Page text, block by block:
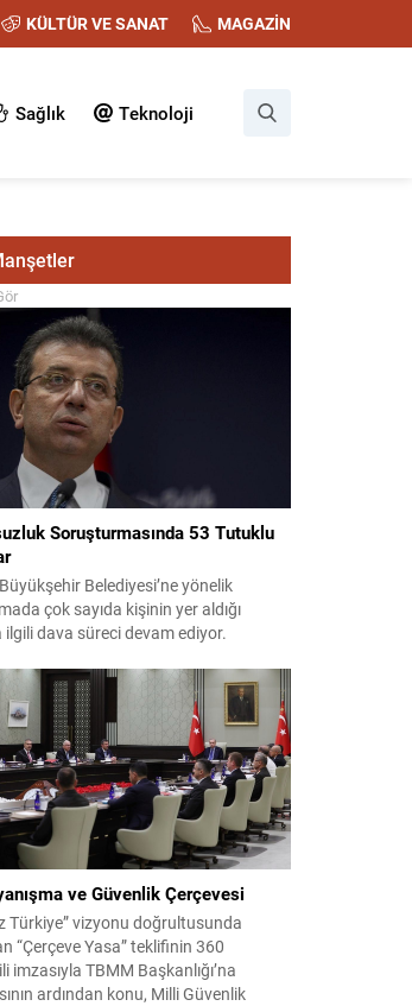
KÜLTÜR VE SANAT MAGAZİN
Sağlık Teknoloji
Soruşturmasında 53 Tutuklu
Belediyesi’ne yönelik
çok sayıda kişinin yer aldığı
dava süreci devam ediyor.
tutukluluk hallerini ayrı ayrı
İnceleme sonucunda, aralarında
da bulunduğu 53 tutuklu
tutukluluk hallerinin sürdürülmesine
İddialar ve değerlendirilen talepler
kapsamında sanıklara yöneltilen...
ve Güvenlik Çerçevesi
Türkiye” vizyonu doğrultusunda
“Çerçeve Yasa” teklifinin 360
imzasıyla TBMM Başkanlığı’na
ardından konu, Milli Güvenlik